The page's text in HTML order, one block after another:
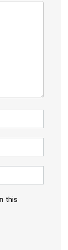
this